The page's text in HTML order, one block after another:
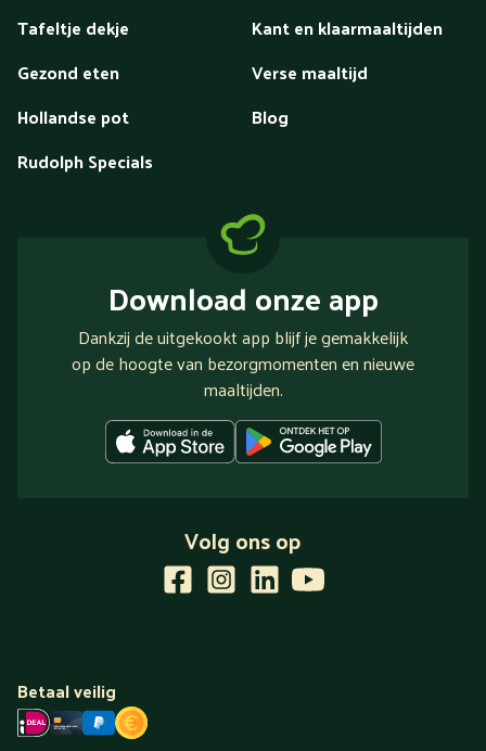
Tafeltje dekje
Kant en klaarmaaltijden
Gezond eten
Verse maaltijd
Hollandse pot
Blog
Rudolph Specials
Download onze app
Dankzij de uitgekookt app blijf je gemakkelijk
op de hoogte van bezorgmomenten en nieuwe
maaltijden.
Volg ons op
Betaal veilig